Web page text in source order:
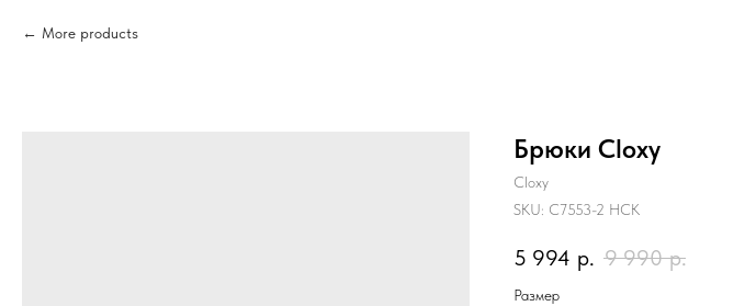
More products
Брюки Cloxy
Cloxy
SKU: С7553-2 НСК
5 994 р. 9 990 р.
Размер